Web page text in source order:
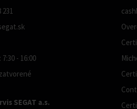
231
- 16:00
SEGAT a.s.